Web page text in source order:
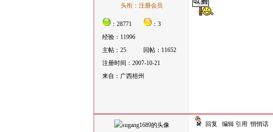
头衔：注册会员
：28771
：3
经验：11996
主帖：25
回帖：11652
注册时间：2007-10-21
来自：广西梧州
回复 编辑 引用 悄悄话